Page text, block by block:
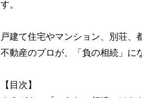
す。
戸建て住宅やマンション、別荘、
不動産のプロが、「負の相続」に
【目次】